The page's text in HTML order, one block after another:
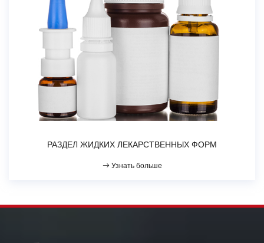
РАЗДЕЛ ЖИДКИХ ЛЕКАРСТВЕННЫХ ФОРМ
Узнать больше